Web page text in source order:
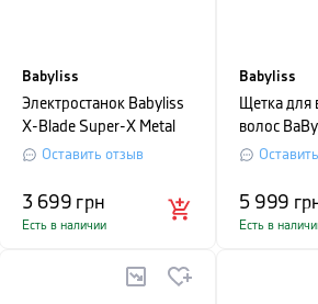
Babyliss
Электростанок Babyliss
X-Blade Super-X Metal
Navy&Gold Edition
Оставить отзыв
3 699 грн
Есть в наличии
Babyliss
Щетка для
волос
Smooth
5 999
Есть в